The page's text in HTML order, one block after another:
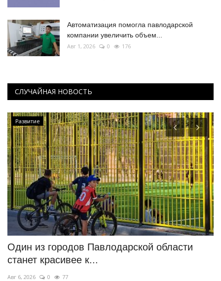
Автоматизация помогла павлодарской
компании увеличить объем...
Авг 1, 2026 0 176
СЛУЧАЙНАЯ НОВОСТЬ
Развитие
Один из городов Павлодарской области
станет красивее к...
Авг 6, 2026 0 77